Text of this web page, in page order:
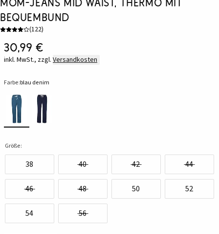
Mom-Jeans Mid Waist, Thermo mit
Bequembund
(122)
30,99 €
inkl. MwSt., zzgl. Versandkosten
Farbe:blau denim
Größe:
38 40 42 44
46 48 50 52
54 56